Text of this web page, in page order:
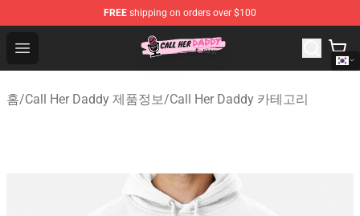
FREE shipping on orders over $100
Open menu
Call Her Daddy Store - Official Call Her Daddy
홈/Call Her Daddy 제품정보/Call Her Daddy 카테고리